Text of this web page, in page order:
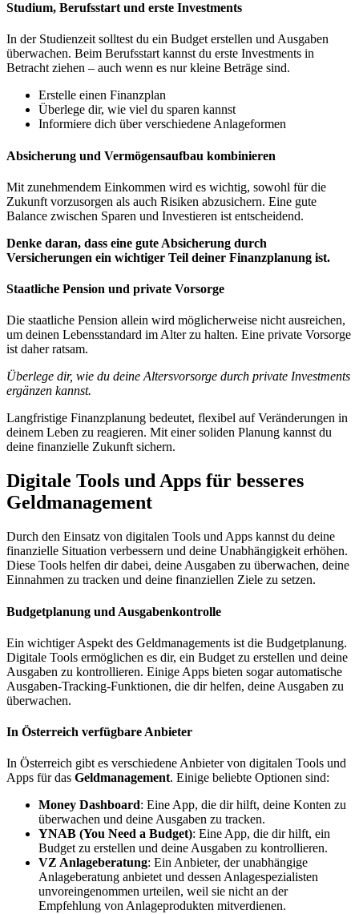
Studium, Berufsstart und erste Investments
In der Studienzeit solltest du ein Budget erstellen und Ausgaben
überwachen. Beim Berufsstart kannst du erste Investments in
Betracht ziehen – auch wenn es nur kleine Beträge sind.
Erstelle einen Finanzplan
Überlege dir, wie viel du sparen kannst
Informiere dich über verschiedene Anlageformen
Absicherung und Vermögensaufbau kombinieren
Mit zunehmendem Einkommen wird es wichtig, sowohl für die
Zukunft vorzusorgen als auch Risiken abzusichern. Eine gute
Balance zwischen Sparen und Investieren ist entscheidend.
Denke daran, dass eine gute Absicherung durch
Versicherungen ein wichtiger Teil deiner Finanzplanung ist.
Staatliche Pension und private Vorsorge
Die staatliche Pension allein wird möglicherweise nicht ausreichen,
um deinen Lebensstandard im Alter zu halten. Eine private Vorsorge
ist daher ratsam.
Überlege dir, wie du deine Altersvorsorge durch private Investments
ergänzen kannst.
Langfristige Finanzplanung bedeutet, flexibel auf Veränderungen in
deinem Leben zu reagieren. Mit einer soliden Planung kannst du
deine finanzielle Zukunft sichern.
Digitale Tools und Apps für besseres
Geldmanagement
Durch den Einsatz von digitalen Tools und Apps kannst du deine
finanzielle Situation verbessern und deine Unabhängigkeit erhöhen.
Diese Tools helfen dir dabei, deine Ausgaben zu überwachen, deine
Einnahmen zu tracken und deine finanziellen Ziele zu setzen.
Budgetplanung und Ausgabenkontrolle
Ein wichtiger Aspekt des Geldmanagements ist die Budgetplanung.
Digitale Tools ermöglichen es dir, ein Budget zu erstellen und deine
Ausgaben zu kontrollieren. Einige Apps bieten sogar automatische
Ausgaben-Tracking-Funktionen, die dir helfen, deine Ausgaben zu
überwachen.
In Österreich verfügbare Anbieter
In Österreich gibt es verschiedene Anbieter von digitalen Tools und
Apps für das Geldmanagement. Einige beliebte Optionen sind:
Money Dashboard: Eine App, die dir hilft, deine Konten zu
überwachen und deine Ausgaben zu tracken.
YNAB (You Need a Budget): Eine App, die dir hilft, ein
Budget zu erstellen und deine Ausgaben zu kontrollieren.
VZ Anlageberatung: Ein Anbieter, der unabhängige
Anlageberatung anbietet und dessen Anlagespezialisten
unvoreingenommen urteilen, weil sie nicht an der
Empfehlung von Anlageprodukten mitverdienen.